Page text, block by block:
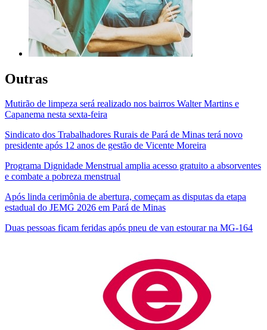
Outras
Mutirão de limpeza será realizado nos bairros Walter Martins e
Capanema nesta sexta-feira
Sindicato dos Trabalhadores Rurais de Pará de Minas terá novo
presidente após 12 anos de gestão de Vicente Moreira
Programa Dignidade Menstrual amplia acesso gratuito a absorventes
e combate a pobreza menstrual
Após linda cerimônia de abertura, começam as disputas da etapa
estadual do JEMG 2026 em Pará de Minas
Duas pessoas ficam feridas após pneu de van estourar na MG-164